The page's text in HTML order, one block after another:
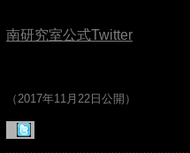
南研究室公式Twitter
（2017年11月22日公開）